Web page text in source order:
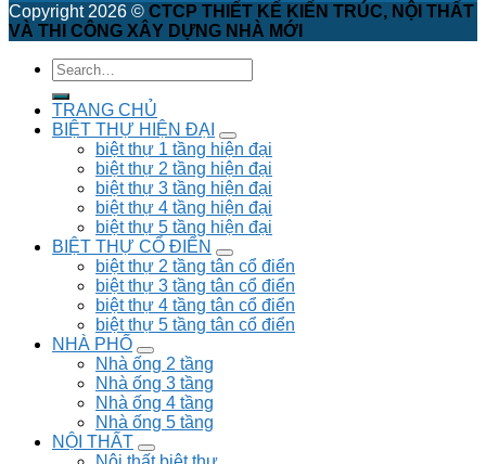
Copyright 2026 © CTCP THIẾT KẾ KIẾN TRÚC, NỘI THẤT
VÀ THI CÔNG XÂY DỰNG NHÀ MỚI
TRANG CHỦ
BIỆT THỰ HIỆN ĐẠI
biệt thự 1 tầng hiện đại
biệt thự 2 tầng hiện đại
biệt thự 3 tầng hiện đại
biệt thự 4 tầng hiện đại
biệt thự 5 tầng hiện đại
BIỆT THỰ CỔ ĐIỂN
biệt thự 2 tầng tân cổ điển
biệt thự 3 tầng tân cổ điển
biệt thự 4 tầng tân cổ điển
biệt thự 5 tầng tân cổ điển
NHÀ PHỐ
Nhà ống 2 tầng
Nhà ống 3 tầng
Nhà ống 4 tầng
Nhà ống 5 tầng
NỘI THẤT